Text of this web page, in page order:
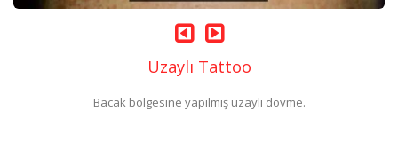
Uzaylı Tattoo
Bacak bölgesine yapılmış uzaylı dövme.